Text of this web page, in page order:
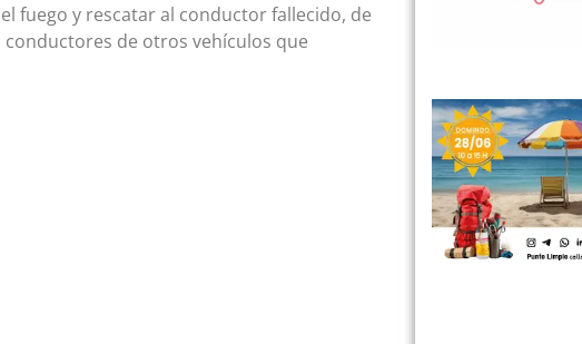
fuego y rescatar al conductor fallecido, de
de otros vehículos que